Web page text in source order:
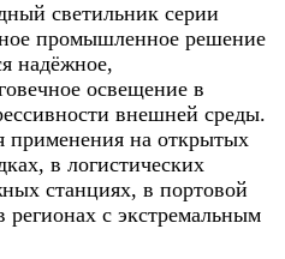
светильник серии
промышленное решение
надёжное,
освещение в
внешней среды.
применения на открытых
в логистических
станциях, в портовой
регионах с экстремальным